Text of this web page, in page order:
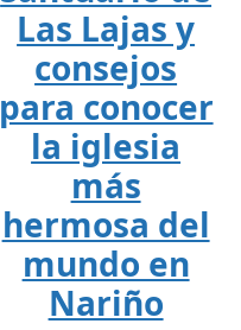
Las Lajas y
consejos
para conocer
la iglesia
más
hermosa del
mundo en
Nariño